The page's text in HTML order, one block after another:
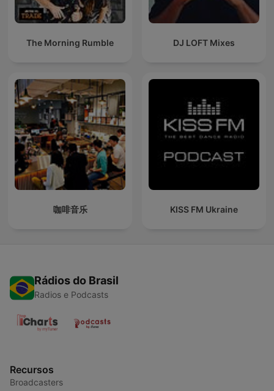
The Morning Rumble DJ LOFT Mixes
咖啡音乐 KISS FM Ukraine
Rádios do Brasil
Radios e Podcasts
Recursos
Broadcasters